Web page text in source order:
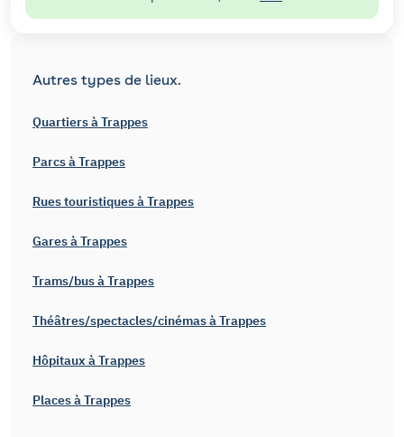
Autres types de lieux.
Quartiers à Trappes
Parcs à Trappes
Rues touristiques à Trappes
Gares à Trappes
Trams/bus à Trappes
Théâtres/spectacles/cinémas à Trappes
Hôpitaux à Trappes
Places à Trappes